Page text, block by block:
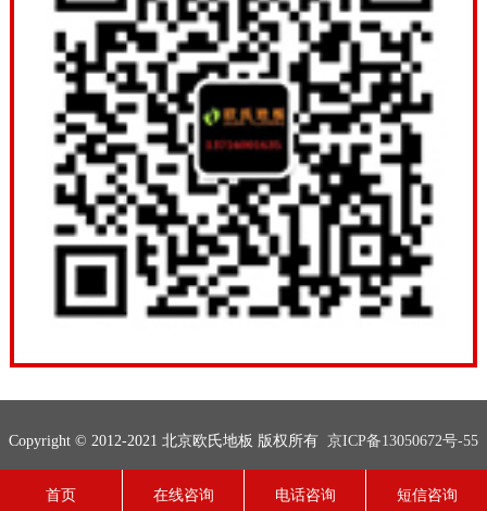
Copyright © 2012-2021 北京欧氏地板 版权所有 京ICP备13050672号-55
首页
在线咨询 电话咨询 短信咨询